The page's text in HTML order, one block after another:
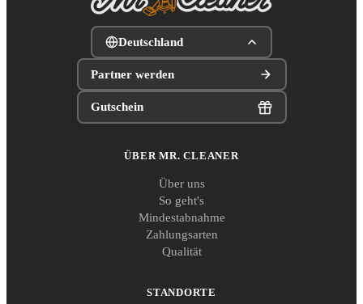
Deutschland
Partner werden
Gutschein
ÜBER MR. CLEANER
Über uns
So geht's
Mindestabnahme
Zahlungsarten
Qualität
STANDORTE